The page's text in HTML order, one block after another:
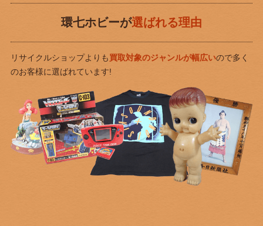
環七ホビーが選ばれる理由
リサイクルショップよりも買取対象のジャンルが幅広いので多く
のお客様に選ばれています!